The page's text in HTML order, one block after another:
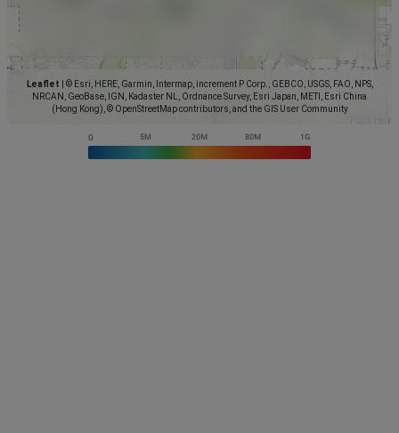
Leaflet
© Esri, HERE, Garmin, Intermap, increment P Corp., GEBCO, USGS, FAO, NPS,
NRCAN, GeoBase, IGN, Kadaster NL, Ordnance Survey, Esri Japan, METI, Esri China
(Hong Kong), © OpenStreetMap contributors, and the GIS User Community